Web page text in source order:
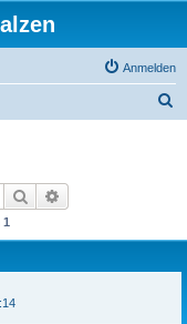
Anmelden
Suche
1